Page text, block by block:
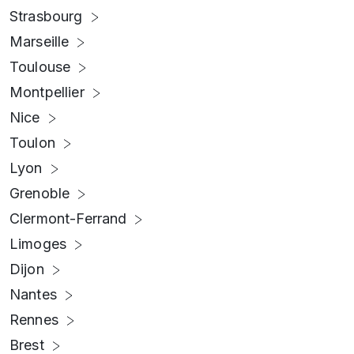
Strasbourg
Marseille
Toulouse
Montpellier
Nice
Toulon
Lyon
Grenoble
Clermont-Ferrand
Limoges
Dijon
Nantes
Rennes
Brest